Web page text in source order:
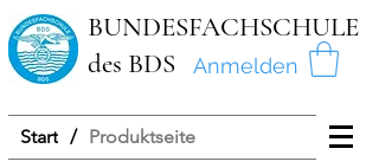
BUNDESFACHSCHULE
des BDS
Anmelden
Start / Produktseite